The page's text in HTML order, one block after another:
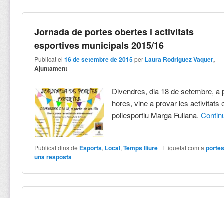
Jornada de portes obertes i activitats
esportives municipals 2015/16
Publicat el16 de setembre de 2015 per Laura Rodríguez Vaquer,
Ajuntament
Divendres, dia 18 de setembre, a
hores, vine a provar les activitats
poliesportiu Marga Fullana.
Publicat dins de Esports, Local,Temps lliure | Etiquetat com a
una resposta